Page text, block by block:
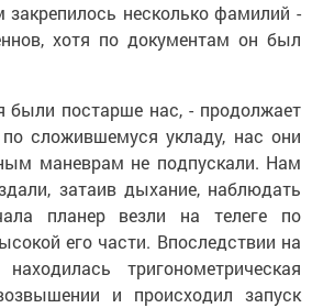
закрепилось несколько фамилий -
хотя по документам он был
были постарше нас, - продолжает
сложившемуся укладу, нас они
маневрам не подпускали. Нам
затаив дыхание, наблюдать
планер везли на телеге по
его части. Впоследствии на
тригонометрическая
и происходил запуск